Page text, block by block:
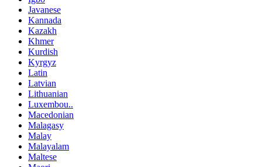
Javanese
Kannada
Kazakh
Khmer
Kurdish
Kyrgyz
Latin
Latvian
Lithuanian
Luxembou..
Macedonian
Malagasy
Malay
Malayalam
Maltese